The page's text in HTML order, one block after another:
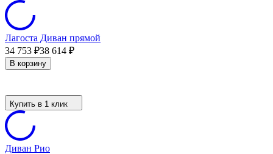
Лагоста Диван прямой
34 753 ₽38 614 ₽
В корзину
Купить в 1 клик
Диван Рио